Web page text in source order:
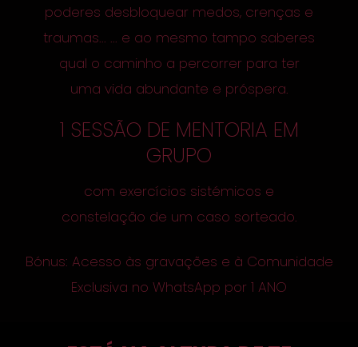
poderes desbloquear medos, crenças e
traumas... ... e ao mesmo tampo saberes
qual o caminho a percorrer para ter
uma vida abundante e próspera.
1 SESSÃO DE MENTORIA EM
GRUPO
com exercícios sistémicos e
constelação de um caso sorteado.
Bónus: Acesso às gravações e à Comunidade
Exclusiva no WhatsApp por 1 ANO